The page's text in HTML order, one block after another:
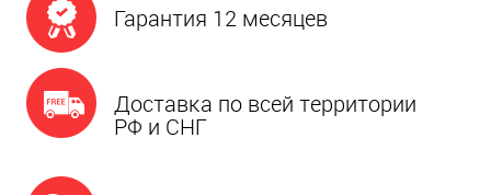
Гарантия 12 месяцев
Доставка по всей территории
РФ и СНГ